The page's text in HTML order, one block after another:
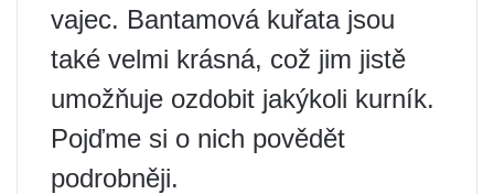
vajec. Bantamová kuřata jsou
také velmi krásná, což jim jistě
umožňuje ozdobit jakýkoli kurník.
Pojďme si o nich povědět
podrobněji.